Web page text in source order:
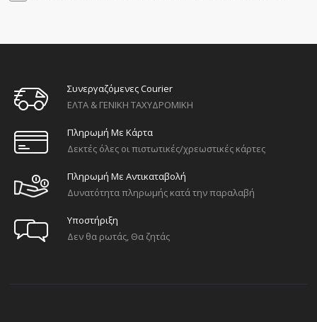
Συνεργαζόμενες Courier
ΕΛΤΑ & ΓΕΝΙΚΗ ΤΑΧΥΔΡΟΜΙΚΗ
Πληρωμή Με Κάρτα
Δεκτές όλες οι πιστωτικές/χρεωστικές κάρτες
Πληρωμή Με Αντικαταβολή
Δυνατότητα πληρωμής κατά την παραλαβή
Υποστήριξη
Δεν θα ρωτάς, Θα ζητάς